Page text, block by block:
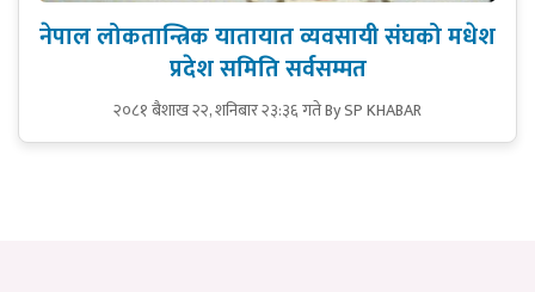
नेपाल लोकतान्त्रिक यातायात व्यवसायी संघको मधेश
प्रदेश समिति सर्वसम्मत
२०८१ बैशाख २२, शनिबार २३:३६ गतेBy SP KHABAR